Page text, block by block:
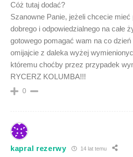
Cóż tutaj dodać?
Szanowne Panie, jeżeli chcecie
dobrego i odpowiedzialnego na całe
gotowego pomagać wam na co
omijajcie z daleka wyżej
któremu choćby przez przypadek
RYCERZ KOLUMBA!!!
0
kapral rezerwy 14 lat temu